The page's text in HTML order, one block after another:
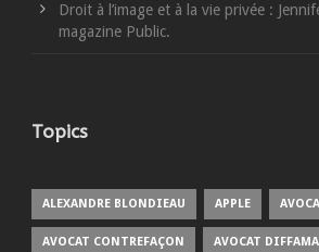
Droit à l’image et à la vie privée :
magazine Public.
Topics
ALEXANDRE BLONDIEAU APPLE
AVOCAT CONTREFAÇON AVOCAT